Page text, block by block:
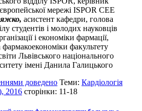
мережі ISPOR CEE
асистент кафедри, голова
студентів і молодих науковців
і економіки фармації,
фармакоекономіки факультету
Львівського національного
імені Данила Галицького
доведено Теми: Кардіологія
2016 сторінки: 11-18